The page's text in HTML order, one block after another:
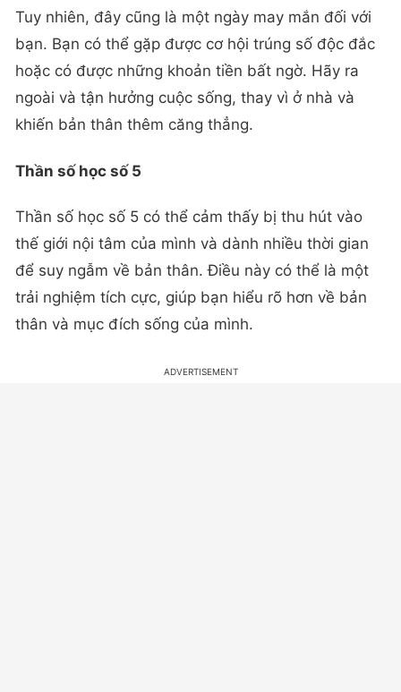
Tuy nhiên, đây cũng là một ngày may mắn đối với
bạn. Bạn có thể gặp được cơ hội trúng số độc đắc
hoặc có được những khoản tiền bất ngờ. Hãy ra
ngoài và tận hưởng cuộc sống, thay vì ở nhà và
khiến bản thân thêm căng thẳng.
Thần số học số 5
Thần số học số 5 có thể cảm thấy bị thu hút vào
thế giới nội tâm của mình và dành nhiều thời gian
để suy ngẫm về bản thân. Điều này có thể là một
trải nghiệm tích cực, giúp bạn hiểu rõ hơn về bản
thân và mục đích sống của mình.